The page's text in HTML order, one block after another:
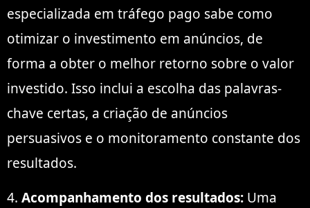
especializada em tráfego pago sabe como
otimizar o investimento em anúncios, de
forma a obter o melhor retorno sobre o valor
investido. Isso inclui a escolha das palavras-
chave certas, a criação de anúncios
persuasivos e o monitoramento constante dos
resultados.
4. Acompanhamento dos resultados: Uma